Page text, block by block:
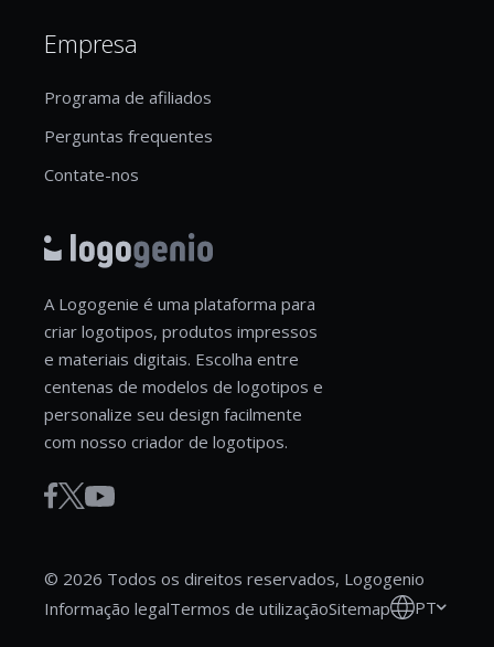
Empresa
Programa de afiliados
Perguntas frequentes
Contate-nos
A Logogenie é uma plataforma para
criar logotipos, produtos impressos
e materiais digitais. Escolha entre
centenas de modelos de logotipos e
personalize seu design facilmente
com nosso criador de logotipos.
© 2026 Todos os direitos reservados, Logogenio
Informação legalTermos de utilizaçãoSitemap PT